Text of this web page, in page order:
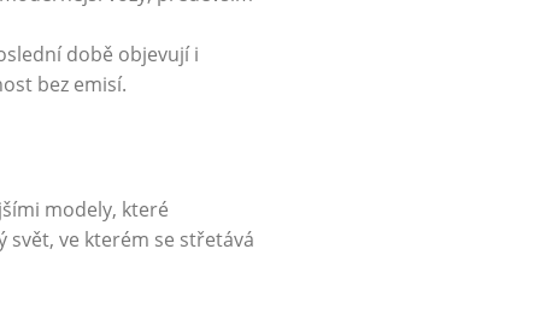
době ‍objevují i
bez ⁢emisí.
modely, ⁢které
ve⁣ kterém se ⁤střetává‍